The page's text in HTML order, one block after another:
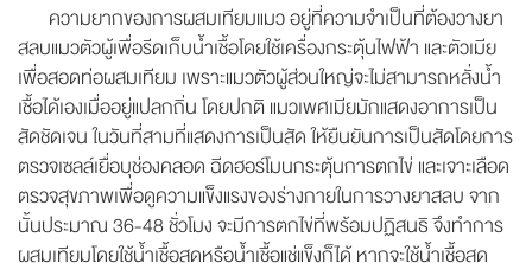
ความยากของการผสมเทียมแมว อยู่ที่ความจำเป็นที่ต้องวางยา
สลบแมวตัวผู้เพื่อรีดเก็บน้ำเชื้อโดยใช้เครื่องกระตุ้นไฟฟ้า และตัวเมีย
เพื่อสอดท่อผสมเทียม เพราะแมวตัวผู้ส่วนใหญ่จะไม่สามารถหลั่งน้ำ
เชื้อได้เองเมื่ออยู่แปลกถิ่น โดยปกติ แมวเพศเมียมักแสดงอาการเป็น
สัดชัดเจน ในวันที่สามที่แสดงการเป็นสัด ให้ยืนยันการเป็นสัดโดยการ
ตรวจเซลล์เยื่อบุช่องคลอด ฉีดฮอร์โมนกระตุ้นการตกไข่ และเจาะเลือด
ตรวจสุขภาพเพื่อดูความแข็งแรงของร่างกายในการวางยาสลบ จาก
นั้นประมาณ 36-48 ชั่วโมง จะมีการตกไข่ที่พร้อมปฏิสนธิ จึงทำการ
ผสมเทียมโดยใช้น้ำเชื้อสดหรือน้ำเชื้อแช่แข็งก็ได้ หากจะใช้น้ำเชื้อสด